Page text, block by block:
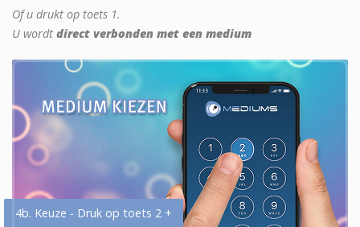
Of u drukt op toets 1.
U wordt direct verbonden met een medium
4b. Keuze - Druk op toets 2 +